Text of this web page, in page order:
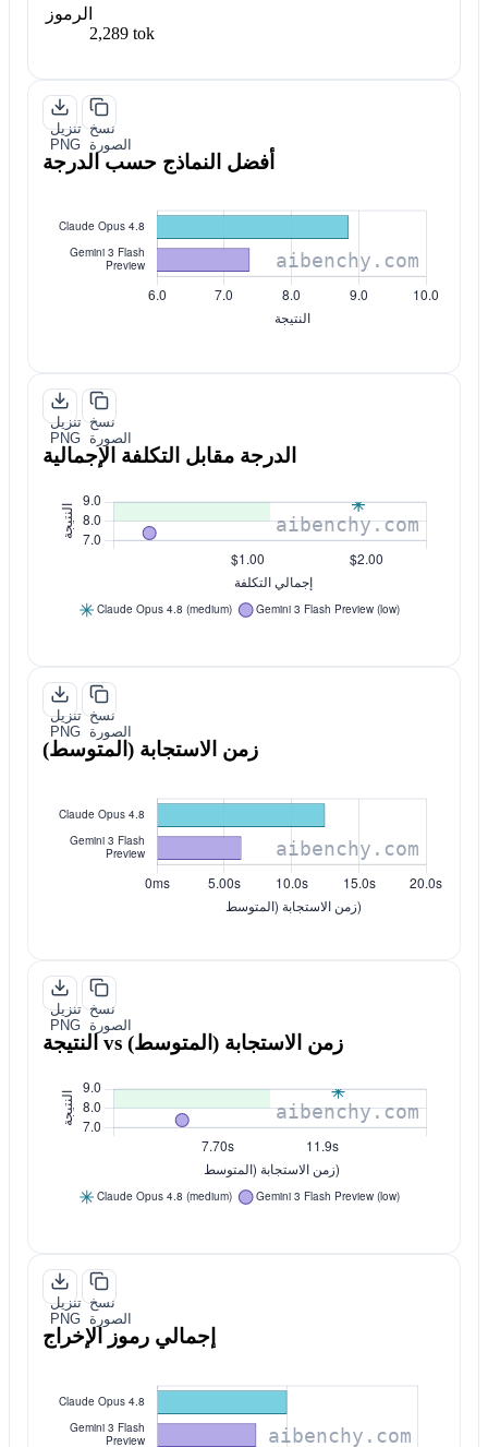
الرموز
2,289 tok
تنزيل
PNG
نسخ
الصورة
أفضل النماذج حسب الدرجة
تنزيل
PNG
نسخ
الصورة
الدرجة مقابل التكلفة الإجمالية
تنزيل
PNG
نسخ
الصورة
زمن الاستجابة (المتوسط)
تنزيل
PNG
نسخ
الصورة
النتيجة vs زمن الاستجابة (المتوسط)
تنزيل
PNG
نسخ
الصورة
إجمالي رموز الإخراج